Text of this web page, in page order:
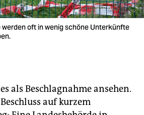
werden oft in wenig schöne Unterkünfte
als Beschlagnahme ansehen.
auf kurzem